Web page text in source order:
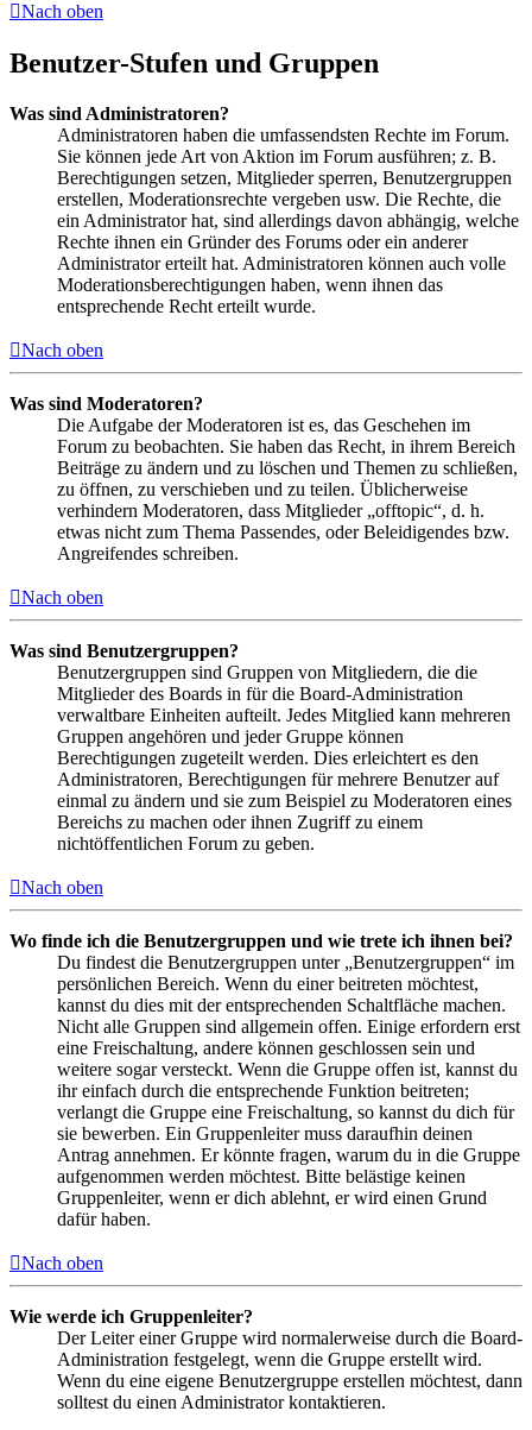
Nach oben
Benutzer-Stufen und Gruppen
Was sind Administratoren?
Administratoren haben die umfassendsten Rechte im Forum.
Sie können jede Art von Aktion im Forum ausführen; z. B.
Berechtigungen setzen, Mitglieder sperren, Benutzergruppen
erstellen, Moderationsrechte vergeben usw. Die Rechte, die
ein Administrator hat, sind allerdings davon abhängig, welche
Rechte ihnen ein Gründer des Forums oder ein anderer
Administrator erteilt hat. Administratoren können auch volle
Moderationsberechtigungen haben, wenn ihnen das
entsprechende Recht erteilt wurde.
Nach oben
Was sind Moderatoren?
Die Aufgabe der Moderatoren ist es, das Geschehen im
Forum zu beobachten. Sie haben das Recht, in ihrem Bereich
Beiträge zu ändern und zu löschen und Themen zu schließen,
zu öffnen, zu verschieben und zu teilen. Üblicherweise
verhindern Moderatoren, dass Mitglieder „offtopic“, d. h.
etwas nicht zum Thema Passendes, oder Beleidigendes bzw.
Angreifendes schreiben.
Nach oben
Was sind Benutzergruppen?
Benutzergruppen sind Gruppen von Mitgliedern, die die
Mitglieder des Boards in für die Board-Administration
verwaltbare Einheiten aufteilt. Jedes Mitglied kann mehreren
Gruppen angehören und jeder Gruppe können
Berechtigungen zugeteilt werden. Dies erleichtert es den
Administratoren, Berechtigungen für mehrere Benutzer auf
einmal zu ändern und sie zum Beispiel zu Moderatoren eines
Bereichs zu machen oder ihnen Zugriff zu einem
nichtöffentlichen Forum zu geben.
Nach oben
Wo finde ich die Benutzergruppen und wie trete ich ihnen bei?
Du findest die Benutzergruppen unter „Benutzergruppen“ im
persönlichen Bereich. Wenn du einer beitreten möchtest,
kannst du dies mit der entsprechenden Schaltfläche machen.
Nicht alle Gruppen sind allgemein offen. Einige erfordern erst
eine Freischaltung, andere können geschlossen sein und
weitere sogar versteckt. Wenn die Gruppe offen ist, kannst du
ihr einfach durch die entsprechende Funktion beitreten;
verlangt die Gruppe eine Freischaltung, so kannst du dich für
sie bewerben. Ein Gruppenleiter muss daraufhin deinen
Antrag annehmen. Er könnte fragen, warum du in die Gruppe
aufgenommen werden möchtest. Bitte belästige keinen
Gruppenleiter, wenn er dich ablehnt, er wird einen Grund
dafür haben.
Nach oben
Wie werde ich Gruppenleiter?
Der Leiter einer Gruppe wird normalerweise durch die Board-
Administration festgelegt, wenn die Gruppe erstellt wird.
Wenn du eine eigene Benutzergruppe erstellen möchtest, dann
solltest du einen Administrator kontaktieren.